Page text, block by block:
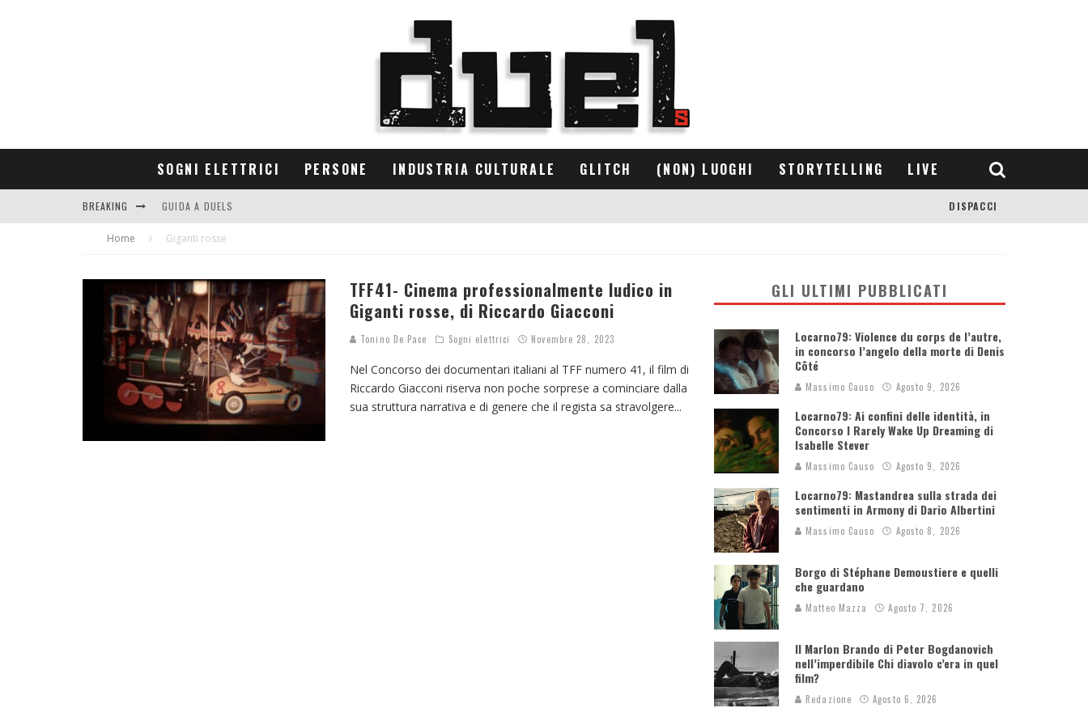
SOGNI ELETTRICI PERSONE INDUSTRIA CULTURALE GLITCH (NON) LUOGHI STORYTELLING LIVE
BREAKING GUIDA A DUELS
CONTRIBUTORS
DISPACCI
Home Giganti rosse
TFF41- Cinema professionalmente ludico in
Giganti rosse, di Riccardo Giacconi
Tonino De Pace Sogni elettrici Novembre 28, 2023
Nel Concorso dei documentari italiani al TFF numero 41, il film di
Riccardo Giacconi riserva non poche sorprese a cominciare dalla
sua struttura narrativa e di genere che il regista sa stravolgere...
GLI ULTIMI PUBBLICATI
Locarno79: Violence du corps de l’autre,
in concorso l’angelo della morte di Denis
Côté
Massimo Causo Agosto 9, 2026
Locarno79: Ai confini delle identità, in
Concorso I Rarely Wake Up Dreaming di
Isabelle Stever
Massimo Causo Agosto 9, 2026
Locarno79: Mastandrea sulla strada dei
sentimenti in Armony di Dario Albertini
Massimo Causo Agosto 8, 2026
Borgo di Stéphane Demoustiere e quelli
che guardano
Matteo Mazza Agosto 7, 2026
Il Marlon Brando di Peter Bogdanovich
nell’imperdibile Chi diavolo c’era in quel
film?
Redazione Agosto 6, 2026